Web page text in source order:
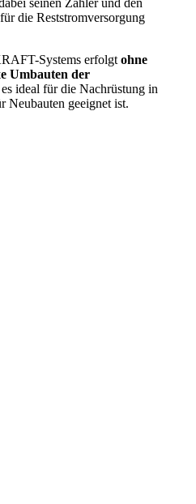
seinen Zähler und den
die Reststromversorgung
Systems erfolgt ohne
Umbauten der
ideal für die Nachrüstung in
Neubauten geeignet ist.